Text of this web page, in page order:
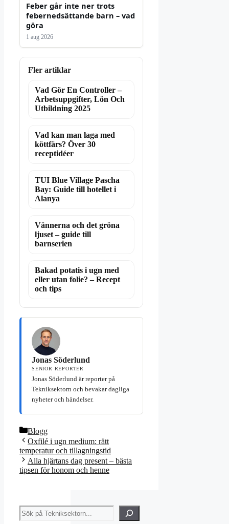
Feber går inte ner trots
febernedsättande barn – vad
göra
1 aug 2026
Fler artiklar
Vad Gör En Controller –
Arbetsuppgifter, Lön Och
Utbildning 2025
Vad kan man laga med
köttfärs? Över 30
receptidéer
TUI Blue Village Pascha
Bay: Guide till hotellet i
Alanya
Vännerna och det gröna
ljuset – guide till
barnserien
Bakad potatis i ugn med
eller utan folie? – Recept
och tips
Jonas Söderlund
SENIOR REPORTER
Jonas Söderlund är reporter på
Tekniksektorn och bevakar dagliga
nyheter och händelser.
Kategorier
Blogg
Oxfilé i ugn medium: rätt
temperatur och tillagningstid
Alla hjärtans dag present – bästa
tipsen för honom och henne
Sök